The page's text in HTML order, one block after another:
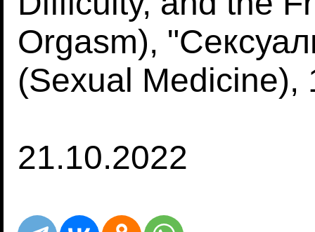
Orgasm),
(Sexual Medicine),
21.10.2022